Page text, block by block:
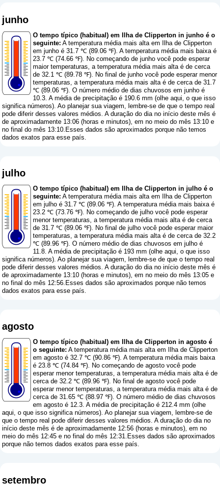
junho
O tempo típico (habitual) em Ilha de Clipperton in junho é o
seguinte: A temperatura média mais alta em Ilha de Clipperton
em junho é 31.7 ℃ (89.06 ℉). A temperatura média mais baixa é
23.7 ℃ (74.66 ℉). No começando de junho você pode esperar
maior temperaturas, a temperatura média mais alta é de cerca
de 32.1 ℃ (89.78 ℉). No final de junho você pode esperar menor
temperaturas, a temperatura média mais alta é de cerca de 31.7
℃ (89.06 ℉). O número médio de dias chuvosos em junho é
10.3. A média de precipitação é 190.6 mm (olhe aqui, o que isso
significa números). Ao planejar sua viagem, lembre-se de que o tempo real
pode diferir desses valores médios. A duração do dia no início deste mês é
de aproximadamente 13:06 (horas e minutos), em no meio do mês 13:10 e
no final do mês 13:10.Esses dados são aproximados porque não temos
dados exatos para esse país.
julho
O tempo típico (habitual) em Ilha de Clipperton in julho é o
seguinte: A temperatura média mais alta em Ilha de Clipperton
em julho é 31.7 ℃ (89.06 ℉). A temperatura média mais baixa é
23.2 ℃ (73.76 ℉). No começando de julho você pode esperar
menor temperaturas, a temperatura média mais alta é de cerca
de 31.7 ℃ (89.06 ℉). No final de julho você pode esperar maior
temperaturas, a temperatura média mais alta é de cerca de 32.2
℃ (89.96 ℉). O número médio de dias chuvosos em julho é
11.8. A média de precipitação é 193 mm (olhe aqui, o que isso
significa números). Ao planejar sua viagem, lembre-se de que o tempo real
pode diferir desses valores médios. A duração do dia no início deste mês é
de aproximadamente 13:10 (horas e minutos), em no meio do mês 13:05 e
no final do mês 12:56.Esses dados são aproximados porque não temos
dados exatos para esse país.
agosto
O tempo típico (habitual) em Ilha de Clipperton in agosto é
o seguinte: A temperatura média mais alta em Ilha de Clipperton
em agosto é 32.7 ℃ (90.86 ℉). A temperatura média mais baixa
é 23.8 ℃ (74.84 ℉). No começando de agosto você pode
esperar menor temperaturas, a temperatura média mais alta é de
cerca de 32.2 ℃ (89.96 ℉). No final de agosto você pode
esperar menor temperaturas, a temperatura média mais alta é de
cerca de 31.65 ℃ (88.97 ℉). O número médio de dias chuvosos
em agosto é 12.3. A média de precipitação é 212.4 mm (olhe
aqui, o que isso significa números). Ao planejar sua viagem, lembre-se de
que o tempo real pode diferir desses valores médios. A duração do dia no
início deste mês é de aproximadamente 12:56 (horas e minutos), em no
meio do mês 12:45 e no final do mês 12:31.Esses dados são aproximados
porque não temos dados exatos para esse país.
setembro